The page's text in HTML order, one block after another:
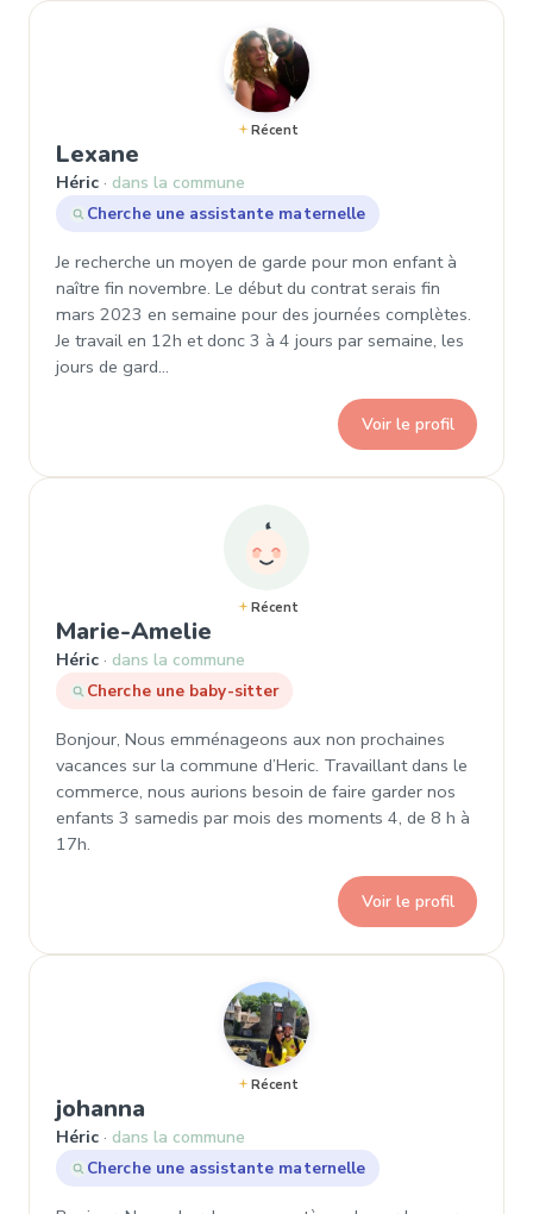
Récent
Lexane
Héric dans la commune
Cherche une assistante maternelle
Je recherche un moyen de garde pour mon enfant à
naître fin novembre. Le début du contrat serais fin
mars 2023 en semaine pour des journées complètes.
Je travail en 12h et donc 3 à 4 jours par semaine, les
jours de gard…
Voir le profil
Récent
Marie-Amelie
Héric dans la commune
Cherche une baby-sitter
Bonjour, Nous emménageons aux non prochaines
vacances sur la commune d’Heric. Travaillant dans le
commerce, nous aurions besoin de faire garder nos
enfants 3 samedis par mois des moments 4, de 8 h à
17h.
Voir le profil
Récent
johanna
Héric dans la commune
Cherche une assistante maternelle